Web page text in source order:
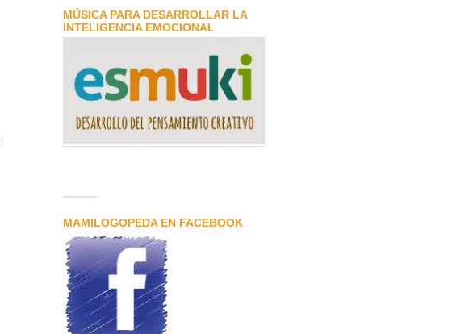
MÚSICA PARA DESARROLLAR LA
INTELIGENCIA EMOCIONAL
MAMILOGOPEDA EN FACEBOOK